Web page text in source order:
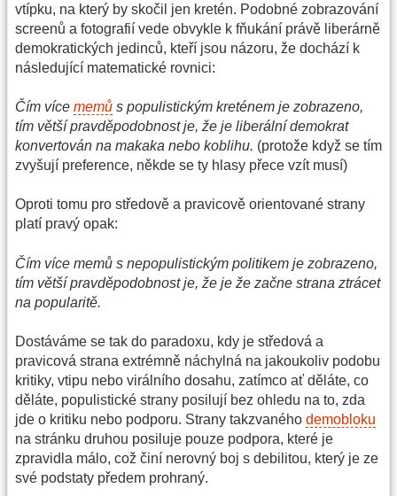
vtípku, na který by skočil jen kretén. Podobné zobrazování
screenů a fotografií vede obvykle k fňukání právě liberárně
demokratických jedinců, kteří jsou názoru, že dochází k
následující matematické rovnici:
Čím více memů s populistickým kreténem je zobrazeno,
tím větší pravděpodobnost je, že je liberální demokrat
konvertován na makaka nebo koblihu. (protože když se tím
zvyšují preference, někde se ty hlasy přece vzít musí)
Oproti tomu pro středově a pravicově orientované strany
platí pravý opak:
Čím více memů s nepopulistickým politikem je zobrazeno,
tím větší pravděpodobnost je, že je že začne strana ztrácet
na popularitě.
Dostáváme se tak do paradoxu, kdy je středová a
pravicová strana extrémně náchylná na jakoukoliv podobu
kritiky, vtipu nebo virálního dosahu, zatímco ať děláte, co
děláte, populistické strany posilují bez ohledu na to, zda
jde o kritiku nebo podporu. Strany takzvaného demobloku
na stránku druhou posiluje pouze podpora, které je
zpravidla málo, což činí nerovný boj s debilitou, který je ze
své podstaty předem prohraný.